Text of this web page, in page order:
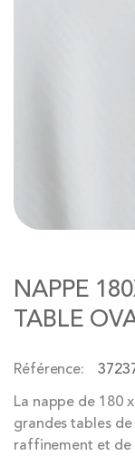
the
beginning
of
images
gallery
NAPPE
TABLE
Référence
La nappe de 180
grandes tables
raffinement et de